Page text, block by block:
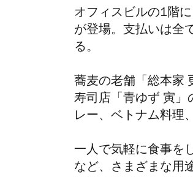
オフィスビルの1階
が登場。 支払いは全
る。
蕎麦の老舗 「総本家
寿司店「青ゆず 寅」
レー、ベトナム料理
一人で気軽に食事を
など、さまざまな用